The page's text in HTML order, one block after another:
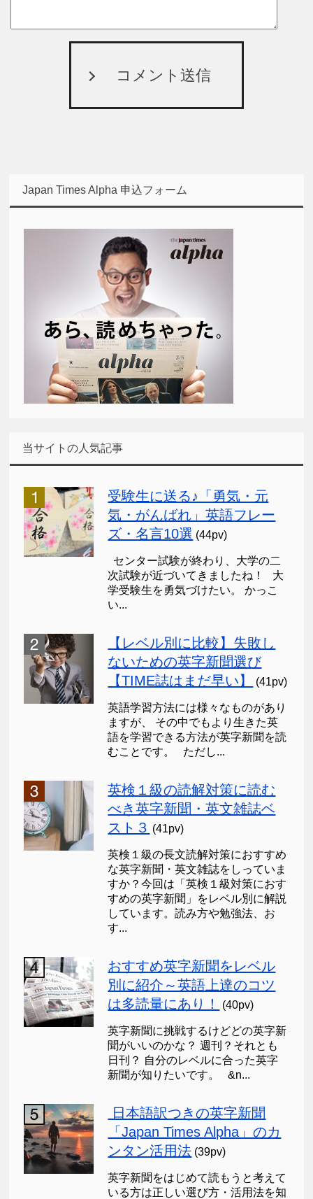
コメント送信
Japan Times Alpha 申込フォーム
当サイトの人気記事
受験生に送る♪「勇気・元
気・がんばれ」英語フレー
ズ・名言10選 (44pv)
センター試験が終わり、大学の二
次試験が近づいてきましたね！ 大
学受験生を勇気づけたい。 かっこ
い...
【レベル別に比較】失敗し
ないための英字新聞選び
【TIME誌はまだ早い】
(41pv)
英語学習方法には様々なものがあり
ますが、 その中でもより生きた英
語を学習できる方法が英字新聞を読
むことです。 ただし...
英検１級の読解対策に読む
べき英字新聞・英文雑誌ベ
スト３ (41pv)
英検１級の長文読解対策におすすめ
な英字新聞・英文雑誌をしっていま
すか？今回は「英検１級対策におす
すめの英字新聞」をレベル別に解説
しています。読み方や勉強法、お
す...
おすすめ英字新聞をレベル
別に紹介～英語上達のコツ
は多読量にあり！
(40pv)
英字新聞に挑戦するけどどの英字新
聞がいいのかな？ 週刊？それとも
日刊？ 自分のレベルに合った英字
新聞が知りたいです。 &n...
日本語訳つきの英字新聞
「Japan Times Alpha」のカ
ンタン活用法 (39pv)
英字新聞をはじめて読もうと考えて
いる方は正しい選び方・活用法を知